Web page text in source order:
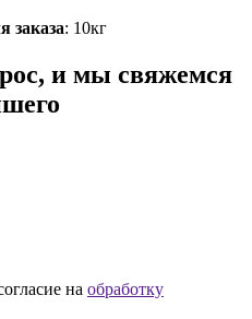
заказа: 10кг
и мы свяжемся
на обработку